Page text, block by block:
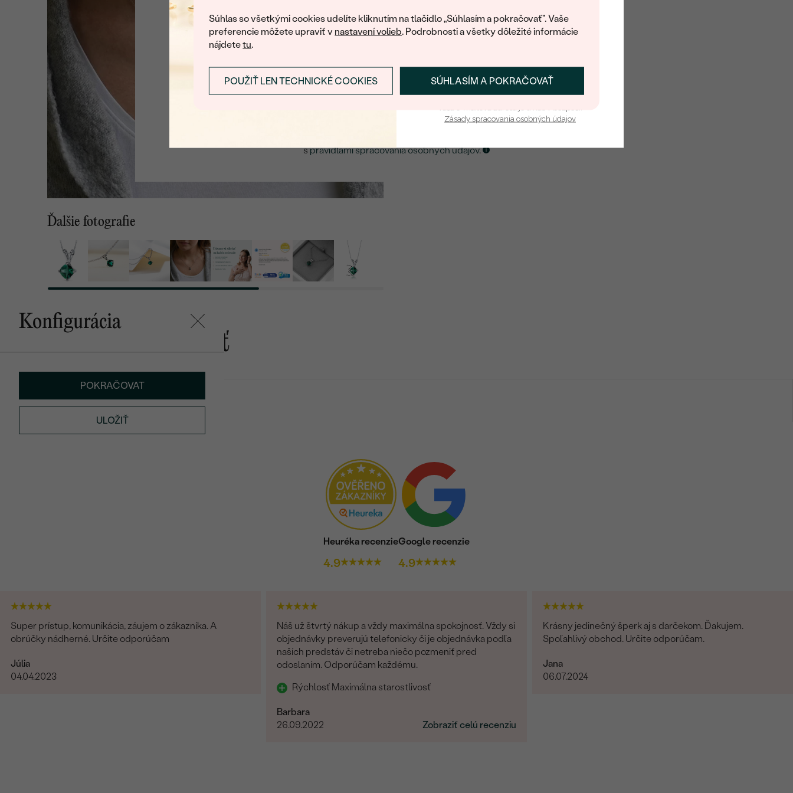
Súhlas so všetkými cookies udelíte kliknutím na tlačidlo „Súhlasím a pokračovať". Vaše
preferencie môžete upraviť v nastavení volieb. Podrobnosti a všetky dôležité informácie
nájdetetu.
SÚHLASÍM A POKRAČOVAŤ
POUŽIŤ LEN TECHNICKÉ COOKIES
Ďalšie fotografie
Konfigurácia
POKRAČOVAT
ULOŽIŤ
Mohlo by sa vám páčiť
€ 659
Heuréka recenzie
4.9
Google recenzie
4.9
Super prístup, komunikácia, záujem o zákazníka. A
obrúčky nádherné. Určite odporúčam
Júlia
04.04.2023
Náš už štvrtý nákup a vždy maximálna spokojnosť. Vždy si
objednávky preverujú telefonicky či je objednávka podľa
naších predstáv či netreba niečo pozmeniť pred
odoslaním. Odporúčam každému.
Rýchlosť Maximálna starostlivosť
Barbara
26.09.2022
Zobraziť celú recenziu
Krásny jedinečný šperk aj s darčekom. Ďakujem.
Spoľahlivý obchod. Určite odporúčam.
Jana
06.07.2024
U nás na vás stále čaká množstvo podobných produktov. Pokiaľ chcete byť informovaní o dostupnosti tohoto
šperku, nechajte nám svoj e-mail.
ZASLAŤ UPOZORNENIE NA TENTO
spravidlami spracovania osobných údajov.
Prihlásiť sa a získať zľavu
Zásady spracovania osobných údajov